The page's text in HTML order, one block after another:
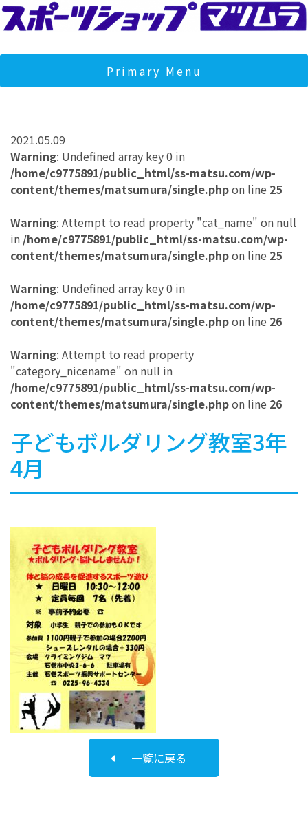
Skip
to
ジムとフィットネスジムを運営し、地域の健康とコミュニテ
サポートしております。
Primary Menu
2021.05.09
Warning: Undefined array key 0 in
/home/c9775891/public_html/ss-matsu.com/wp-
content/themes/matsumura/single.phpon line 25
Warning: Attempt to read property "cat_name" on null
in /home/c9775891/public_html/ss-matsu.com/wp-
content/themes/matsumura/single.phpon line 25
Warning: Undefined array key 0 in
/home/c9775891/public_html/ss-matsu.com/wp-
content/themes/matsumura/single.phpon line 26
Warning: Attempt to read property
"category_nicename" on null in
/home/c9775891/public_html/ss-matsu.com/wp-
content/themes/matsumura/single.phpon line 26
子どもボルダリング教室3年
4月
一覧に戻る